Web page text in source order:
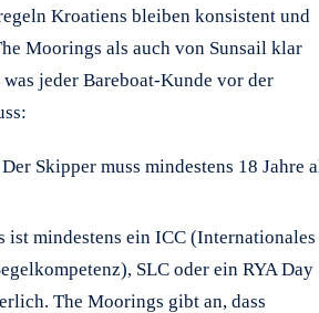
Kroatiens bleiben konsistent und
Moorings als auch von Sunsail klar
jeder Bareboat-Kunde vor der
Der Skipper muss mindestens 18 Jahre
ist mindestens ein ICC (Internationales
SLC oder ein RYA Day
The Moorings gibt an, dass